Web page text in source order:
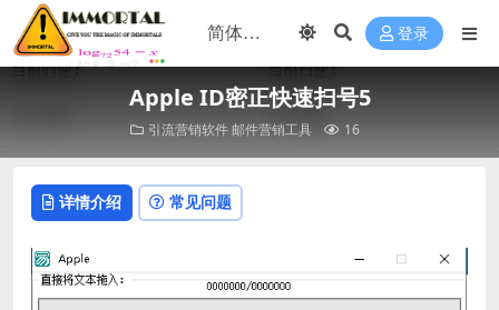
登录
Apple ID密正快速扫号5
引流营销软件邮件营销工具 16
详情介绍 常见问题